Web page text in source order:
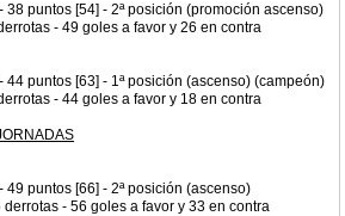
38 puntos [54] - 2ª posición (promoción ascenso)
- 49 goles a favor y 26 en contra
44 puntos [63] - 1ª posición (ascenso) (campeón)
- 44 goles a favor y 18 en contra
49 puntos [66] - 2ª posición (ascenso)
- 56 goles a favor y 33 en contra